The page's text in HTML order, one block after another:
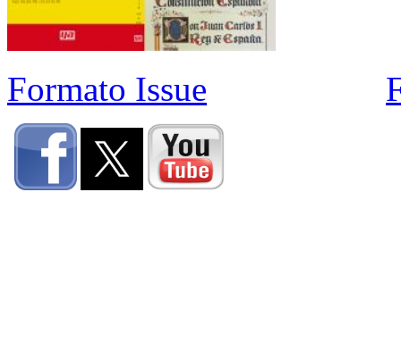
Formato Issue